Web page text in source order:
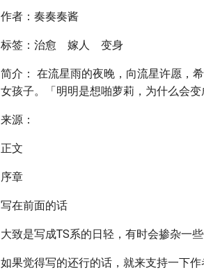
作者：奏奏奏酱
标签：治愈 嫁人 变身
简介： 在流星雨的夜晚，向流星许愿，
女孩子。「明明是想啪萝莉，为什么会变
来源：
正文
序章
写在前面的话
大致是写成TS系的日轻，有时会掺杂一
如果觉得写的还行的话，就来支持一下作